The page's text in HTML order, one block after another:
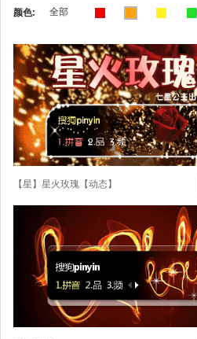
颜色: 全部
【星】星火玫瑰【动态】